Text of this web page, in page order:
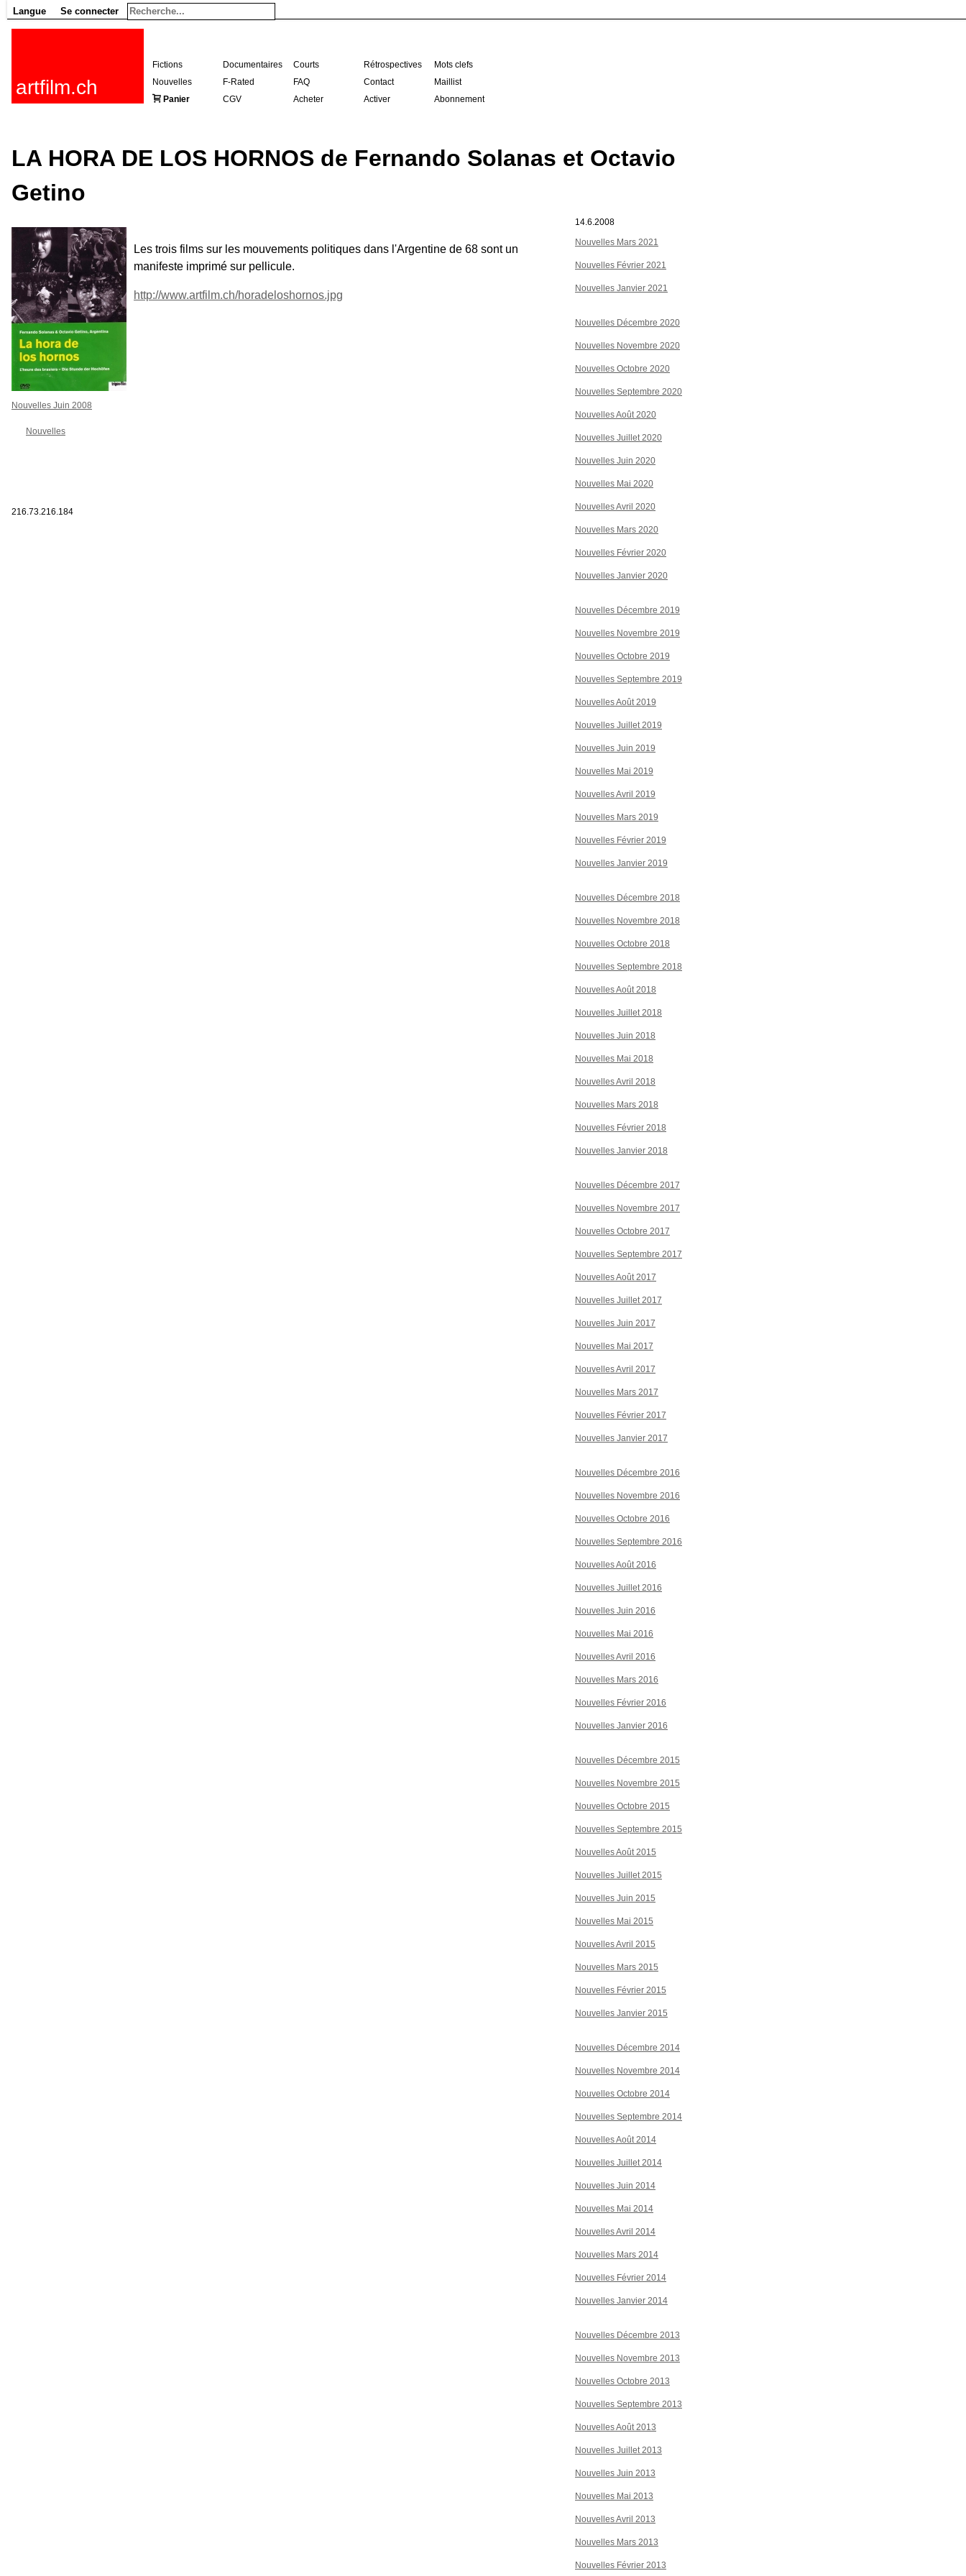
Langue Se connecter
artfilm.ch
Fictions Documentaires Courts Rétrospectives
Mots clefs
Nouvelles
F-Rated FAQ Contact
Maillist
Panier
CGV Acheter Activer Abonnement
LA HORA DE LOS HORNOS de Fernando Solanas et Octavio
Getino
14.6.2008
Nouvelles Mars 2021
Nouvelles Février 2021
Nouvelles Janvier 2021
Nouvelles Décembre 2020
Nouvelles Novembre 2020
Nouvelles Octobre 2020
Nouvelles Septembre 2020
Nouvelles Août 2020
Nouvelles Juillet 2020
Nouvelles Juin 2020
Nouvelles Mai 2020
Nouvelles Avril 2020
Nouvelles Mars 2020
Nouvelles Février 2020
Nouvelles Janvier 2020
Nouvelles Décembre 2019
Nouvelles Novembre 2019
Nouvelles Octobre 2019
Nouvelles Septembre 2019
Nouvelles Août 2019
Nouvelles Juillet 2019
Nouvelles Juin 2019
Nouvelles Mai 2019
Nouvelles Avril 2019
Nouvelles Mars 2019
Nouvelles Février 2019
Nouvelles Janvier 2019
Nouvelles Décembre 2018
Nouvelles Novembre 2018
Nouvelles Octobre 2018
Nouvelles Septembre 2018
Nouvelles Août 2018
Nouvelles Juillet 2018
Nouvelles Juin 2018
Nouvelles Mai 2018
Nouvelles Avril 2018
Nouvelles Mars 2018
Nouvelles Février 2018
Nouvelles Janvier 2018
Nouvelles Décembre 2017
Nouvelles Novembre 2017
Nouvelles Octobre 2017
Nouvelles Septembre 2017
Nouvelles Août 2017
Nouvelles Juillet 2017
Nouvelles Juin 2017
Nouvelles Mai 2017
Nouvelles Avril 2017
Nouvelles Mars 2017
Nouvelles Février 2017
Nouvelles Janvier 2017
Nouvelles Décembre 2016
Nouvelles Novembre 2016
Nouvelles Octobre 2016
Nouvelles Septembre 2016
Nouvelles Août 2016
Nouvelles Juillet 2016
Nouvelles Juin 2016
Nouvelles Mai 2016
Nouvelles Avril 2016
Nouvelles Mars 2016
Nouvelles Février 2016
Nouvelles Janvier 2016
Nouvelles Décembre 2015
Nouvelles Novembre 2015
Nouvelles Octobre 2015
Nouvelles Septembre 2015
Nouvelles Août 2015
Nouvelles Juillet 2015
Nouvelles Juin 2015
Nouvelles Mai 2015
Nouvelles Avril 2015
Nouvelles Mars 2015
Nouvelles Février 2015
Nouvelles Janvier 2015
Nouvelles Décembre 2014
Nouvelles Novembre 2014
Nouvelles Octobre 2014
Nouvelles Septembre 2014
Nouvelles Août 2014
Nouvelles Juillet 2014
Nouvelles Juin 2014
Nouvelles Mai 2014
Nouvelles Avril 2014
Nouvelles Mars 2014
Nouvelles Février 2014
Nouvelles Janvier 2014
Nouvelles Décembre 2013
Nouvelles Novembre 2013
Nouvelles Octobre 2013
Nouvelles Septembre 2013
Nouvelles Août 2013
Nouvelles Juillet 2013
Nouvelles Juin 2013
Nouvelles Mai 2013
Nouvelles Avril 2013
Nouvelles Mars 2013
Nouvelles Février 2013
Les trois films sur les mouvements politiques dans l'Argentine de 68 sont un
manifeste imprimé sur pellicule.
http://www.artfilm.ch/horadeloshornos.jpg
Nouvelles Juin 2008
Nouvelles
216.73.216.184